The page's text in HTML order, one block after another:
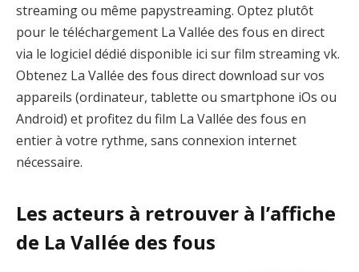
streaming ou même papystreaming. Optez plutôt
pour le téléchargement La Vallée des fous en direct
via le logiciel dédié disponible ici sur film streaming vk.
Obtenez La Vallée des fous direct download sur vos
appareils (ordinateur, tablette ou smartphone iOs ou
Android) et profitez du film La Vallée des fous en
entier à votre rythme, sans connexion internet
nécessaire.
Les acteurs à retrouver à l’affiche
de La Vallée des fous